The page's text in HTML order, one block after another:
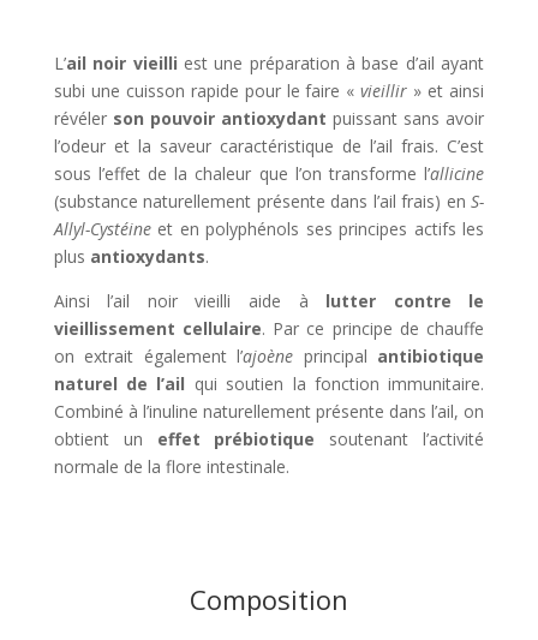
L’ail noir vieilli est une préparation à base d’ail ayant
subi une cuisson rapide pour le faire «vieillir » et ainsi
révéler son pouvoir antioxydant puissant sans avoir
l’odeur et la saveur caractéristique de l’ail frais. C’est
sous l’effet de la chaleur que l’on transforme l’allicine
(substance naturellement présente dans l’ail frais) enS-
Allyl-Cystéineet en polyphénols ses principes actifs les
plus antioxydants.
Ainsi l’ail noir vieilli aide à lutter contre le
vieillissement cellulaire. Par ce principe de chauffe
on extrait également l’ajoène principal antibiotique
naturel de l’ail qui soutien la fonction immunitaire.
Combiné à l’inuline naturellement présente dans l’ail, on
obtient un effet prébiotique soutenant l’activité
normale de la flore intestinale.
Composition